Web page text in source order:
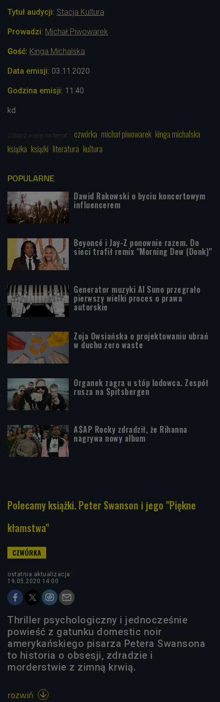
Tytuł audycji: Stacja Kultura
Prowadzi: Michał Piwowarek
Gość: Kinga Michalska
Data emisji: 03.11.2020
Godzina emisji: 11.40
kd
Zobacz więcej na temat: czwórka michał piwowarek kinga michalska
książka książki literatura kultura
POPULARNE
Dawid Rakowski o byciu koncertowym
influencerem
Beyoncé i Jay-Z ponownie razem. Do
sieci trafił remix "Morning Dew (Donk)"
Generator muzyki AI Suno przegrało
pierwszy wielki proces o prawa
autorskie
Zoja Owsiańska o projektowaniu ubrań
w duchu zero waste
Organek zagra u stóp lodowca. Zespół
rusza na Spitsbergen
A$AP Rocky zdradził, że Rihanna
nagrywa nowy album
Polecamy książki. Peter Swanson i jego "Piękne
kłamstwa"
ostatnia aktualizacja:
19.05.2020 14:00
Thriller psychologiczny i jednocześnie
powieść z gatunku domestic noir
amerykańskiego pisarza Petera Swansona
to historia o obsesji, zdradzie i
morderstwie z zimną krwią.
rozwiń 